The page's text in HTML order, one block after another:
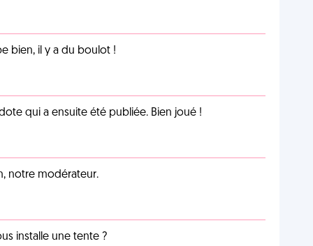
bien, il y a du boulot !
qui a ensuite été publiée. Bien joué !
notre modérateur.
installe une tente ?